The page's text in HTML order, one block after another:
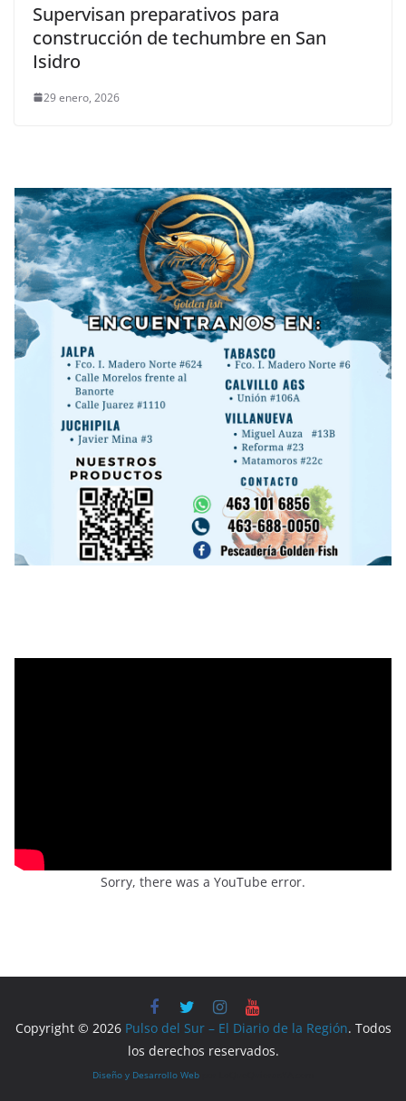
Supervisan preparativos para
construcción de techumbre en San
Isidro
29 enero, 2026
Sorry, there was a YouTube error.
Copyright © 2026 Pulso del Sur – El Diario de la Región. Todos
los derechos reservados.
Diseño y Desarrollo Web